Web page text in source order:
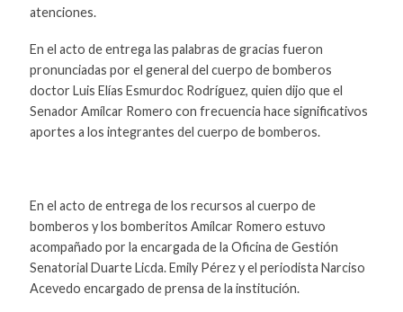
atenciones.
En el acto de entrega las palabras de gracias fueron
pronunciadas por el general del cuerpo de bomberos
doctor Luis Elías Esmurdoc Rodríguez, quien dijo que el
Senador Amílcar Romero con frecuencia hace significativos
aportes a los integrantes del cuerpo de bomberos.
En el acto de entrega de los recursos al cuerpo de
bomberos y los bomberitos Amílcar Romero estuvo
acompañado por la encargada de la Oficina de Gestión
Senatorial Duarte Licda. Emily Pérez y el periodista Narciso
Acevedo encargado de prensa de la institución.